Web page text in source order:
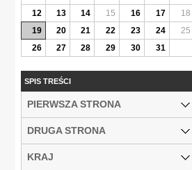
12
13 14 15 16 17
18
19
20 21 22 23 24
25
26
27 28 29 30 31
SPIS TREŚCI
PIERWSZA STRONA
DRUGA STRONA
KRAJ